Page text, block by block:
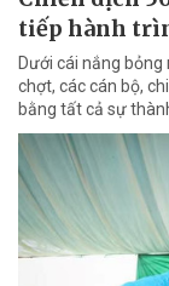
tiếp hành
Dưới cái nắng
chợt, các cán bộ,
bằng tất cả sự